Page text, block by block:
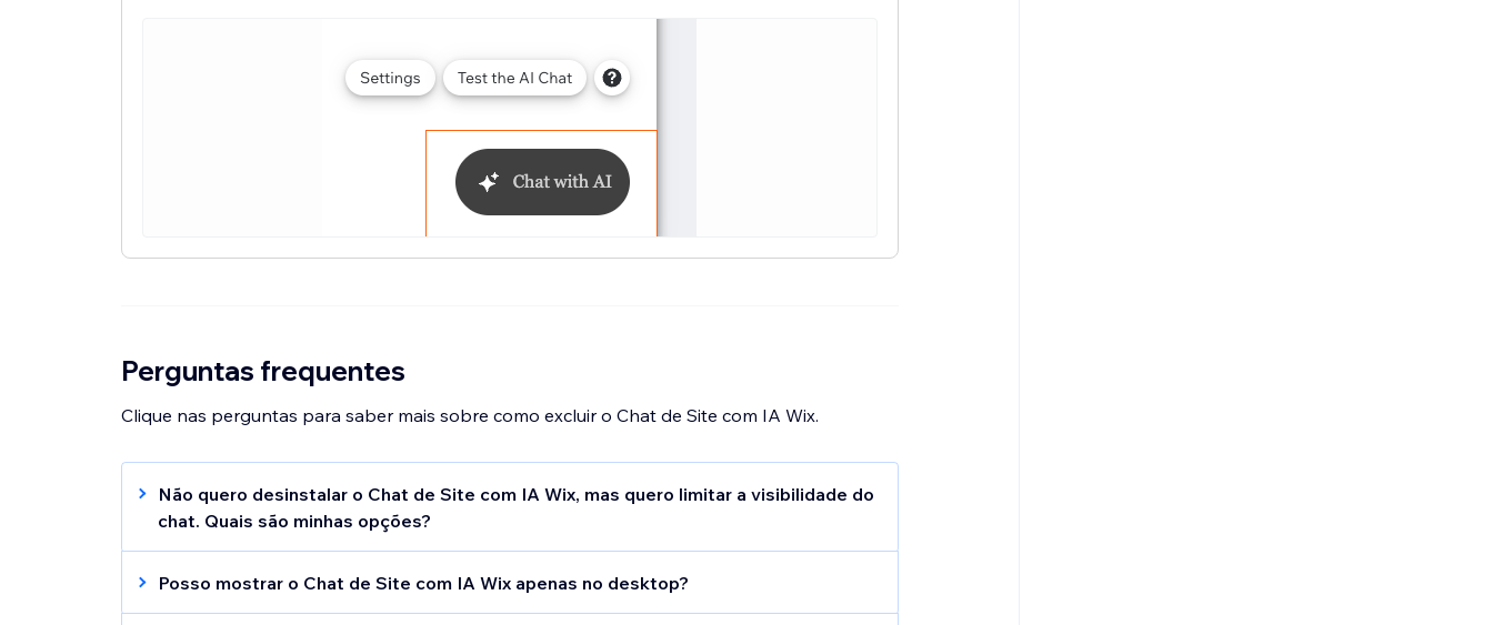
Perguntas frequentes
Clique nas perguntas para saber mais sobre como excluir o Chat de Site com IA Wix.
Não quero desinstalar o Chat de Site com IA Wix, mas quero limitar a visibilidade do
chat. Quais são minhas opções?
Se você não tiver certeza de que deseja desinstalar o Chat de Site com IA Wix, existem
outras soluções que você pode tentar:
Posso mostrar o Chat de Site com IA Wix apenas no desktop?
Não, você não pode excluir ou ocultar o widget do chat apenas do seu site mobile.